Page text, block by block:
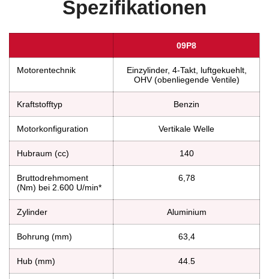
Spezifikationen
09P8
Motorentechnik
Einzylinder, 4-Takt, luftgekuehlt,
OHV (obenliegende Ventile)
Kraftstofftyp Benzin
Motorkonfiguration Vertikale Welle
Hubraum (cc) 140
Bruttodrehmoment
(Nm) bei 2.600 U/min*
6,78
Zylinder Aluminium
Bohrung (mm) 63,4
Hub (mm) 44.5